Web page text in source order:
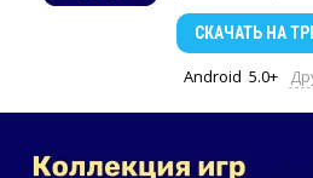
СКАЧАТЬ НА
Android 5.0+